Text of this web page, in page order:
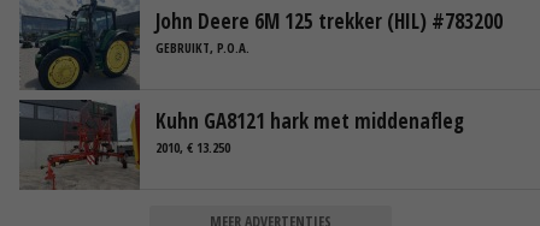
John Deere 6M 125 trekker (HIL) #783200
GEBRUIKT, P.O.A.
Kuhn GA8121 hark met middenafleg
2010, € 13.250
MEER ADVERTENTIES